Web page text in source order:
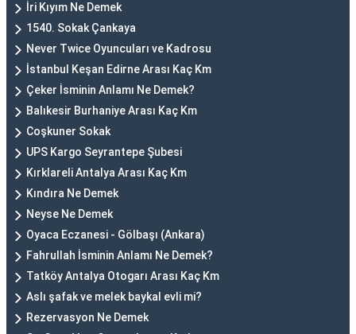
İri Kıyım Ne Demek
1540. Sokak Çankaya
Never Twice Oyuncuları ve Kadrosu
İstanbul Keşan Edirne Arası Kaç Km
Çeker İsminin Anlamı Ne Demek?
Balıkesir Burhaniye Arası Kaç Km
Coşkuner Sokak
UPS Kargo Seyrantepe Şubesi
Kırklareli Antalya Arası Kaç Km
Kındıra Ne Demek
Neyse Ne Demek
Oyaca Eczanesi - Gölbaşı (Ankara)
Fahrullah İsminin Anlamı Ne Demek?
Tatköy Antalya Otogarı Arası Kaç Km
Aslı şafak ve melek baykal evli mi?
Rezervasyon Ne Demek